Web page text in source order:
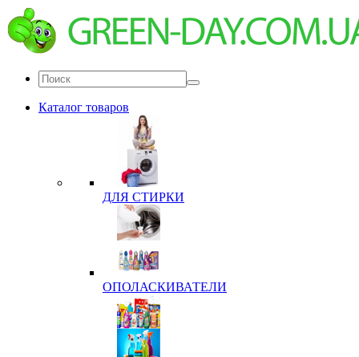
Каталог товаров
ДЛЯ СТИРКИ
ОПОЛАСКИВАТЕЛИ